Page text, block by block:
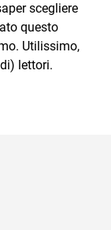
scegliere
questo
Utilissimo,
lettori.